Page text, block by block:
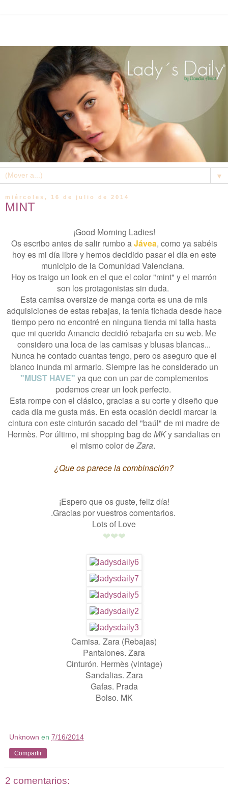
▼
miércoles, 16 de julio de 2014
MINT
¡Good Morning Ladies!
Os escribo antes de salir rumbo a Jávea, como ya sabéis
hoy es mi día libre y hemos decidido pasar el día en este
municipio de la Comunidad Valenciana.
Hoy os traigo un look en el que el color "mint" y el marrón
son los protagonistas sin duda.
Esta camisa oversize de manga corta es una de mis
adquisiciones de estas rebajas, la tenía fichada desde hace
tiempo pero no encontré en ninguna tienda mi talla hasta
que mi querido Amancio decidió rebajarla en su web. Me
considero una loca de las camisas y blusas blancas...
Nunca he contado cuantas tengo, pero os aseguro que el
blanco inunda mi armario. Siempre las he considerado un
"MUST HAVE" ya que con un par de complementos
podemos crear un look perfecto.
Esta rompe con el clásico, gracias a su corte y diseño que
cada día me gusta más. En esta ocasión decidí marcar la
cintura con este cinturón sacado del "baúl" de mi madre de
Hermès. Por último, mi shopping bag de MKy sandalias en
el mismo color de Zara.
¿Que os parece la combinación?
¡Espero que os guste, feliz día!
.Gracias por vuestros comentarios.
Lots of Love
❤❤❤
Camisa. Zara (Rebajas)
Pantalones. Zara
Cinturón. Hermès (vintage)
Sandalias. Zara
Gafas. Prada
Bolso. MK
Unknown en 7/16/2014
Compartir
2 comentarios: